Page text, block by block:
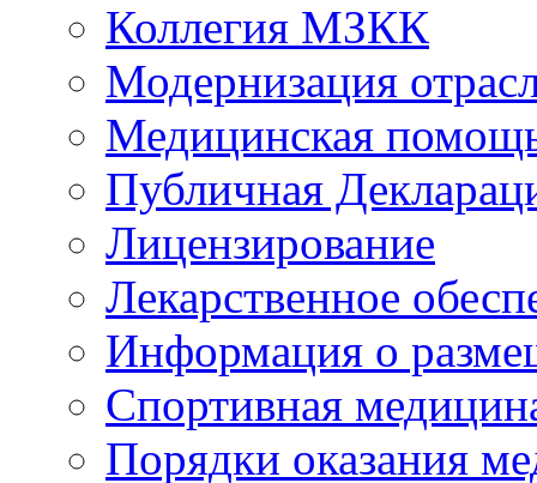
Коллегия МЗКК
Модернизация
Медицинская
Публичная
Лицензирование
Лекарственное
Информация о
Спортивная
Порядки оказания